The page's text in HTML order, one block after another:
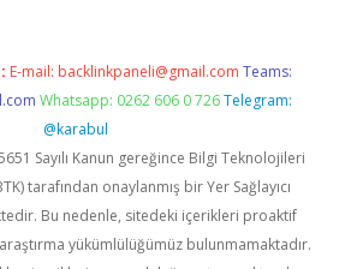
E-mail: backlinkpaneli@gmail.com Teams:
Whatsapp: 0262 606 0 726 Telegram:
@karabul
Sayılı Kanun gereğince Bilgi Teknolojileri
tarafından onaylanmış bir Yer Sağlayıcı
Bu nedenle, sitedeki içerikleri proaktif
yükümlülüğümüz bulunmamaktadır.